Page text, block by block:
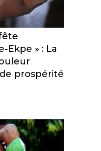
Ekpe » : La
prospérité